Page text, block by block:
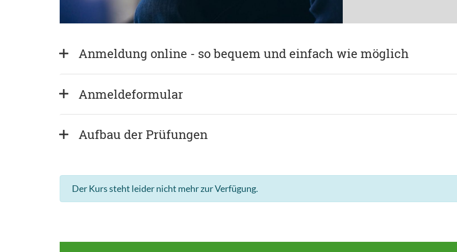
Anmeldung online - so bequem und einfach wie möglich
Anmeldeformular
Aufbau der Prüfungen
Der Kurs steht leider nicht mehr zur Verfügung.